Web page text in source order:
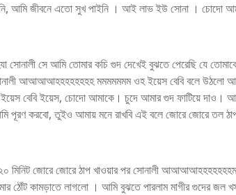
আমি জীবনে এতো সুখ পাইনি । আই লাভ ইউ সোনা । চোদো
সোনালী সে আমি তোমার কচি গুদ দেখেই বুঝতে পেরেছি যে
আআআআহহহহহহহহ মমমমমমম ওহ ইয়েস বেবি বলে উঠলো
বেবি ইয়েস, চোদো আমাকে। চুদে আমার গুদ ফাটিয়ে
পূরণ করবো, তুইও আমায় মনে রাখবি এই বলে জোরে জোরে তল
মিনিট জোরে জোরে ঠাপ খাওয়ার পর সোনালী
ঠোঁট কামড়াতে লাগলো । আমি বুঝতে পারলাম মাগীর গুদের জল